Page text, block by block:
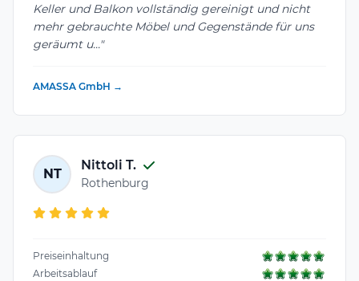
Keller und Balkon vollständig gereinigt und nicht
mehr gebrauchte Möbel und Gegenstände für uns
geräumt u..."
AMASSA GmbH →
NT
Nittoli T.
Rothenburg
Preiseinhaltung
Arbeitsablauf